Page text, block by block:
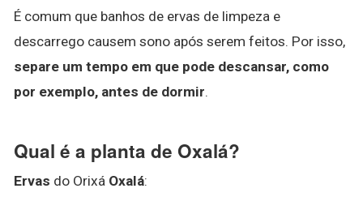
É comum que banhos de ervas de limpeza e
descarrego causem sono após serem feitos. Por isso,
separe um tempo em que pode descansar, como
por exemplo, antes de dormir.
Qual é a planta de Oxalá?
Ervas do Orixá Oxalá: